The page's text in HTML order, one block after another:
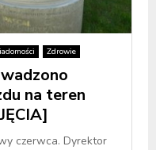
Zdrowie
na teren
czerwca. Dyrektor